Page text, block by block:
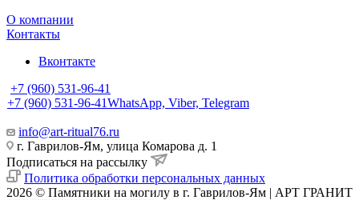
О компании
Контакты
Вконтакте
+7 (960) 531-96-41
+7 (960) 531-96-41WhatsApp, Viber, Telegram
info@art-ritual76.ru
г. Гаврилов-Ям, улица Комарова д. 1
Подписаться на рассылку
Политика обработки персональных данных
2026 © Памятники на могилу в г. Гаврилов-Ям | АРТ ГРАНИТ